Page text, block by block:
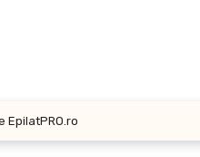
EpilatPRO.ro